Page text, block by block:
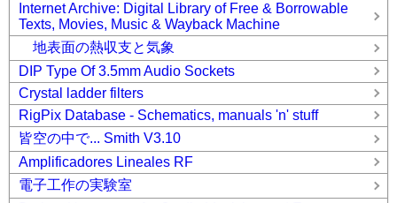
Internet Archive: Digital Library of Free & Borrowable
Texts, Movies, Music & Wayback Machine
地表面の熱収支と気象
DIP Type Of 3.5mm Audio Sockets
Crystal ladder filters
RigPix Database - Schematics, manuals 'n' stuff
皆空の中で... Smith V3.10
Amplificadores Lineales RF
電子工作の実験室